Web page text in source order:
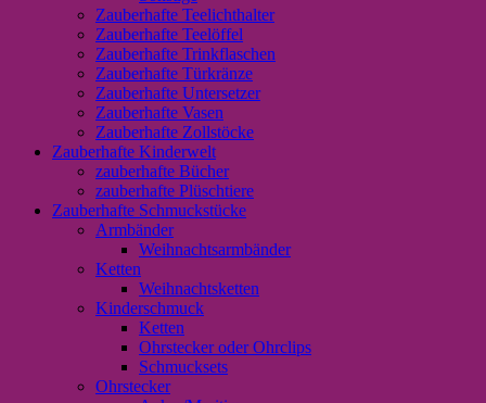
Zauberhafte Teelichthalter
Zauberhafte Teelöffel
Zauberhafte Trinkflaschen
Zauberhafte Türkränze
Zauberhafte Untersetzer
Zauberhafte Vasen
Zauberhafte Zollstöcke
Zauberhafte Kinderwelt
zauberhafte Bücher
zauberhafte Plüschtiere
Zauberhafte Schmuckstücke
Armbänder
Weihnachtsarmbänder
Ketten
Weihnachtsketten
Kinderschmuck
Ketten
Ohrstecker oder Ohrclips
Schmucksets
Ohrstecker